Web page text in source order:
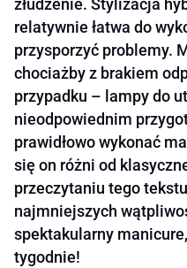
złudzenie. Stylizacja
relatywnie łatwa do
przysporzyć problemy.
chociażby z brakiem
przypadku – lampy do
nieodpowiednim
prawidłowo wykonać
się on różni od
przeczytaniu tego
najmniejszych
spektakularny
tygodnie!